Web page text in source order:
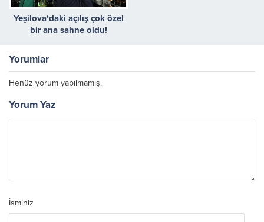
Yeşilova’daki açılış çok özel
bir ana sahne oldu!
Yorumlar
Henüz yorum yapılmamış.
Yorum Yaz
İsminiz